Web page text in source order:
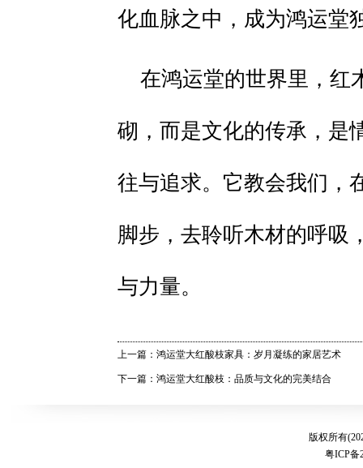
化血脉之中，成为鸿运堂
在鸿运堂的世界里，红
砌，而是文化的传承，是
往与追求。它教会我们，
脚步，去聆听木材的呼吸
与力量。
上一篇：鸿运堂大红酸枝家具：岁月凝练的家居艺术
下一篇：鸿运堂大红酸枝：品质与文化的完美结合
版权所有
粤ICP备